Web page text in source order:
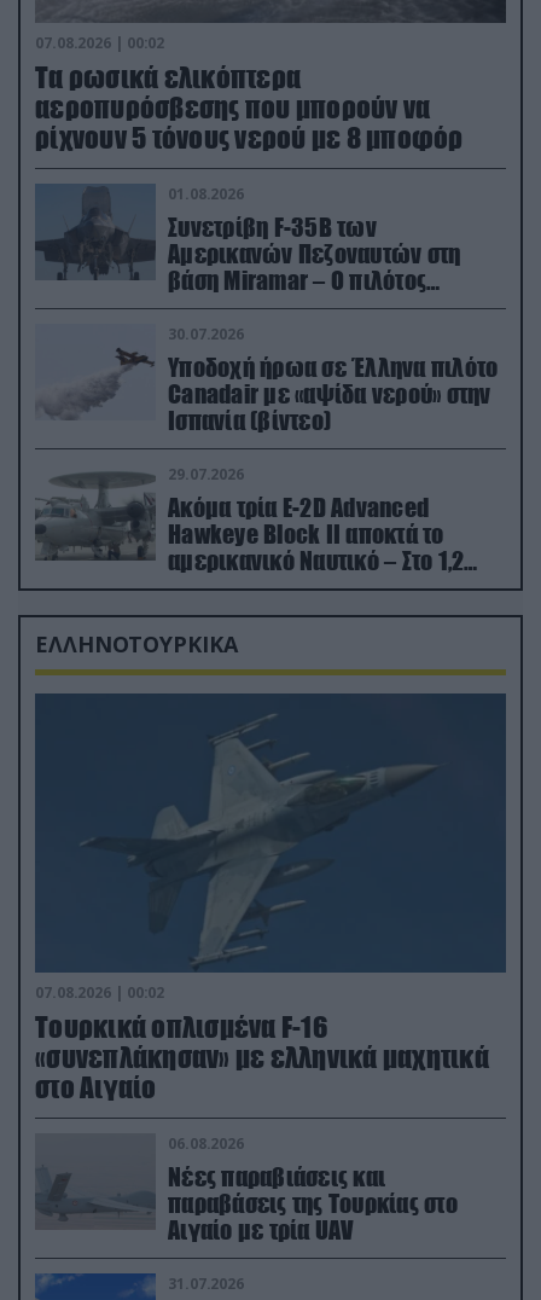
07.08.2026 | 00:02
Τα ρωσικά ελικόπτερα
αεροπυρόσβεσης που μπορούν να
ρίχνουν 5 τόνους νερού με 8 μποφόρ
01.08.2026
Συνετρίβη F-35B των
Αμερικανών Πεζοναυτών στη
βάση Miramar – Ο πιλότος
εκτινάχθηκε εγκαίρως
30.07.2026
Υποδοχή ήρωα σε Έλληνα πιλότο
Canadair με «αψίδα νερού» στην
Ισπανία (βίντεο)
29.07.2026
Ακόμα τρία E-2D Advanced
Hawkeye Block II αποκτά το
αμερικανικό Ναυτικό – Στο 1,2
δισ.δολάρια το κόστος
ΕΛΛΗΝΟΤΟΥΡΚΙΚΑ
07.08.2026 | 00:02
Τουρκικά οπλισμένα F-16
«συνεπλάκησαν» με ελληνικά μαχητικά
στο Αιγαίο
06.08.2026
Νέες παραβιάσεις και
παραβάσεις της Τουρκίας στο
Αιγαίο με τρία UAV
31.07.2026